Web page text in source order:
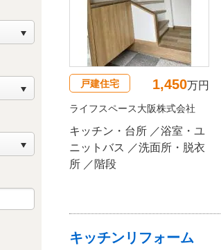
戸建住宅 1,450万円
ライフスペース大阪株式会社
キッチン・台所 ／浴室・ユ
ニットバス ／洗面所・脱衣
所 ／階段
浴室・ユニットバ
ス
洗面所・脱衣所 階段
キッチンリフォーム